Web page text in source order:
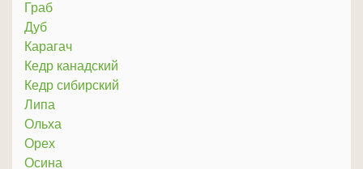
Граб
Дуб
Карагач
Кедр канадский
Кедр сибирский
Липа
Ольха
Орех
Осина